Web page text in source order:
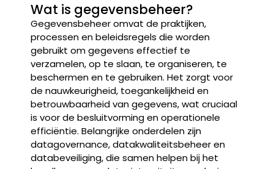
Wat is gegevensbeheer?
Gegevensbeheer omvat de praktijken,
processen en beleidsregels die worden
gebruikt om gegevens effectief te
verzamelen, op te slaan, te organiseren, te
beschermen en te gebruiken. Het zorgt voor
de nauwkeurigheid, toegankelijkheid en
betrouwbaarheid van gegevens, wat cruciaal
is voor de besluitvorming en operationele
efficiëntie. Belangrijke onderdelen zijn
datagovernance, datakwaliteitsbeheer en
databeveiliging, die samen helpen bij het